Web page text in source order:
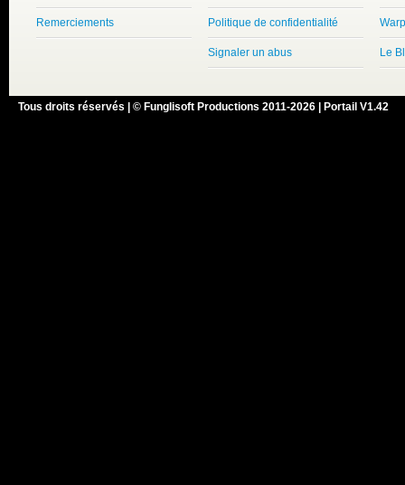
Remerciements Politique de confidentialité
Signaler un abus Le
Tous droits réservés | © Funglisoft Productions 2011-2026 | Portail V1.42